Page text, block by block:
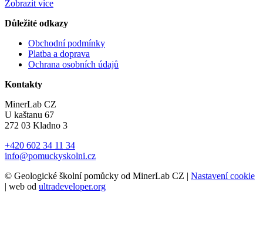
Zobrazit více
Důležité odkazy
Obchodní podmínky
Platba a doprava
Ochrana osobních údajů
Kontakty
MinerLab CZ
U kaštanu 67
272 03 Kladno 3
+420 602 34 11 34
info@pomuckyskolni.cz
© Geologické školní pomůcky od MinerLab CZ | Nastavení cookie
| web od ultradeveloper.org